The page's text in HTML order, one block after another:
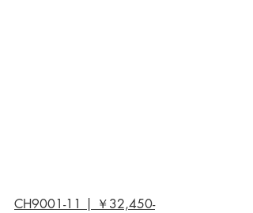
CH9001-11 | ￥32,450-